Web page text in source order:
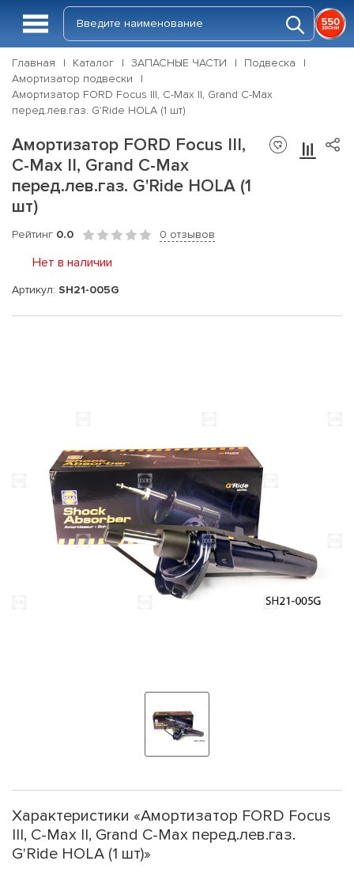
Главная Каталог ЗАПАСНЫЕ ЧАСТИ
Подвеска
Амортизатор подвески
Амортизатор FORD Focus III, C-Max II, Grand C-Max
перед.лев.газ. G'Ride HOLA (1 шт)
Амортизатор FORD Focus III,
C-Max II, Grand C-Max
перед.лев.газ. G'Ride HOLA (1
шт)
Рейтинг 0.0 0 отзывов
Нет в наличии
Артикул: SH21-005G
Характеристики «Амортизатор FORD Focus
III, C-Max II, Grand C-Max перед.лев.газ.
G'Ride HOLA (1 шт)»